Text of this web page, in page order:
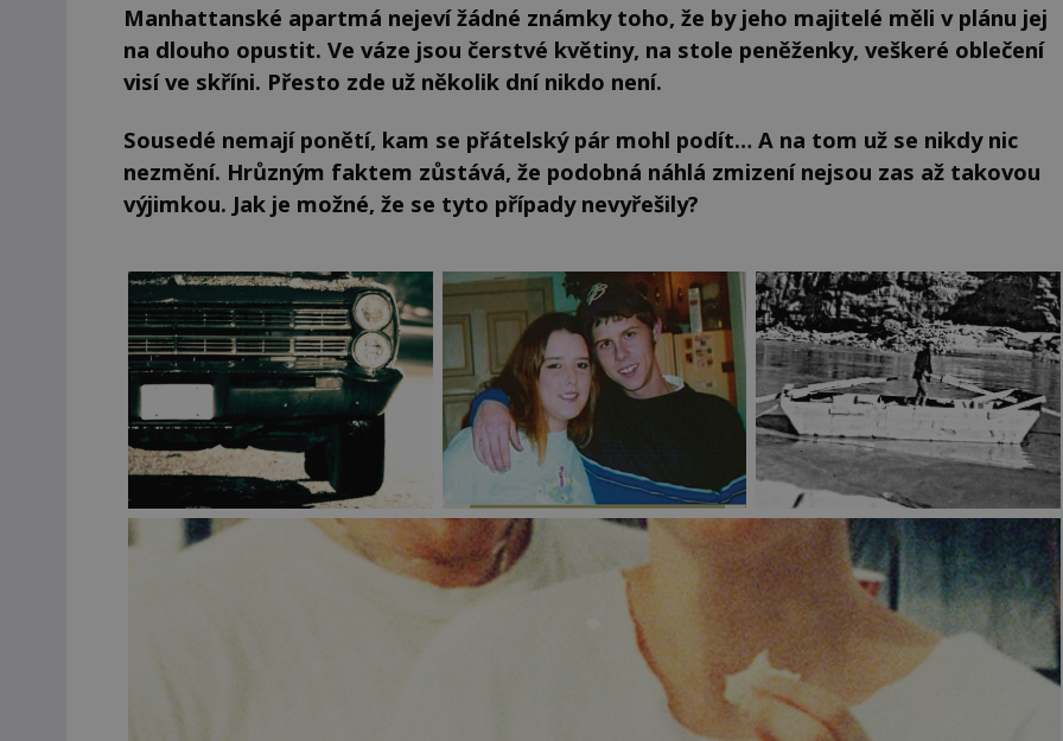
Manhattanské apartmá nejeví žádné známky toho, že by jeho majitelé měli v plánu jej
na dlouho opustit. Ve váze jsou čerstvé květiny, na stole peněženky, veškeré oblečení
visí ve skříni. Přesto zde už několik dní nikdo není.
Sousedé nemají ponětí, kam se přátelský pár mohl podít… A na tom už se nikdy nic
nezmění. Hrůzným faktem zůstává, že podobná náhlá zmizení nejsou zas až takovou
výjimkou. Jak je možné, že se tyto případy nevyřešily?